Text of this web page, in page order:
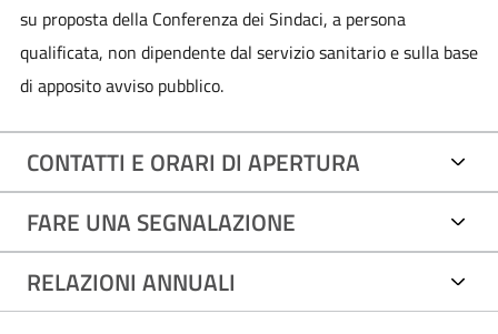
su proposta della Conferenza dei Sindaci, a persona
qualificata, non dipendente dal servizio sanitario e sulla base
di apposito avviso pubblico.
CONTATTI E ORARI DI APERTURA
FARE UNA SEGNALAZIONE
RELAZIONI ANNUALI